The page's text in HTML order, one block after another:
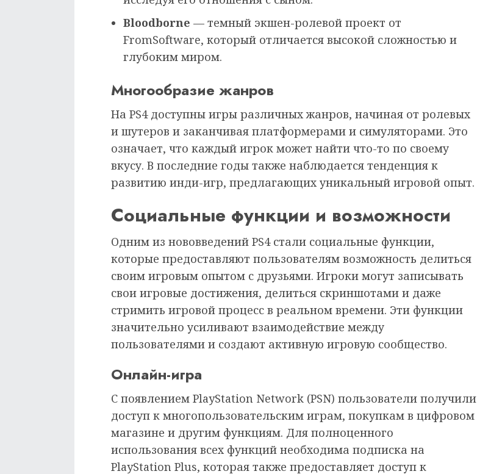
Bloodborne — темный экшен-ролевой проект от
FromSoftware, который отличается высокой сложностью и
глубоким миром.
Многообразие жанров
На PS4 доступны игры различных жанров, начиная от ролевых
и шутеров и заканчивая платформерами и симуляторами. Это
означает, что каждый игрок может найти что-то по своему
вкусу. В последние годы также наблюдается тенденция к
развитию инди-игр, предлагающих уникальный игровой опыт.
Социальные функции и возможности
Одним из нововведений PS4 стали социальные функции,
которые предоставляют пользователям возможность делиться
своим игровым опытом с друзьями. Игроки могут записывать
свои игровые достижения, делиться скриншотами и даже
стримить игровой процесс в реальном времени. Эти функции
значительно усиливают взаимодействие между
пользователями и создают активную игровую сообщество.
Онлайн-игра
С появлением PlayStation Network (PSN) пользователи получили
доступ к многопользовательским играм, покупкам в цифровом
магазине и другим функциям. Для полноценного
использования всех функций необходима подписка на
PlayStation Plus, которая также предоставляет доступ к